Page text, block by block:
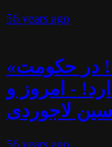
56 years ago
«هر دو را با هم انتخاب کنیم»! در حکومت
- امروز و
لاجوردی
56 years ago